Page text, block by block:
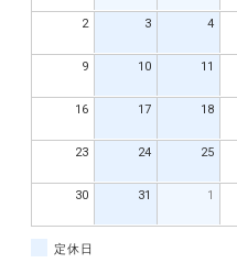
2 3 4
9 10 11
16 17 18
23 24 25
30 31 1
定休日